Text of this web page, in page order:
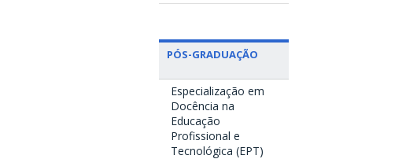
PÓS-GRADUAÇÃO
Especialização em
Docência na
Educação
Profissional e
Tecnológica (EPT)